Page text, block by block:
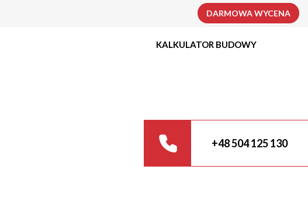
DARMOWA WYCENA
KALKULATOR BUDOWY
+48 504 125 130